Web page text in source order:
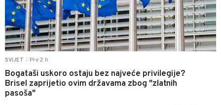
SVIJET Pre 2 h
Bogataši uskoro ostaju bez najveće privilegije?
Brisel zaprijetio ovim državama zbog "zlatnih
pasoša"